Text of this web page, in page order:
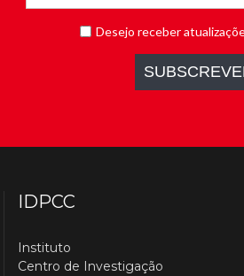
IDPCC
Instituto
Centro de Investigação